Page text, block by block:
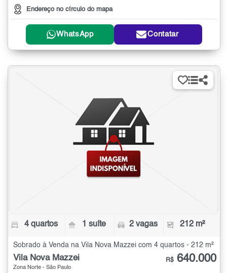
Endereço no círculo do mapa
WhatsApp Contatar
4 quartos 1 suíte 2 vagas 212 m²
Sobrado à Venda na Vila Nova Mazzei com 4 quartos - 212 m²
Vila Nova Mazzei
Zona Norte - São Paulo
R$ 640.000